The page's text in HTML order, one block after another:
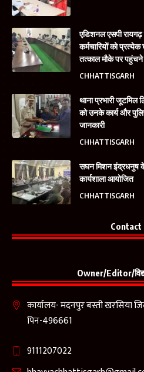
एडिशनल एसपी रायगढ़
कर्मचारियों को
तत्काल मौके पर पहुंचने
CHHATTISGARH
थाना प्रभारी जूटमिल
को उनके कार्य और
जानकारी
CHHATTISGARH
सघन मिशन इंद्रधनुष
कार्यशाला आयोजित
CHHATTISGARH
Contact
Owner/Editor/
कार्यालय- मदनपुर बस्ती खरसिया
पिन-496661
9111207022